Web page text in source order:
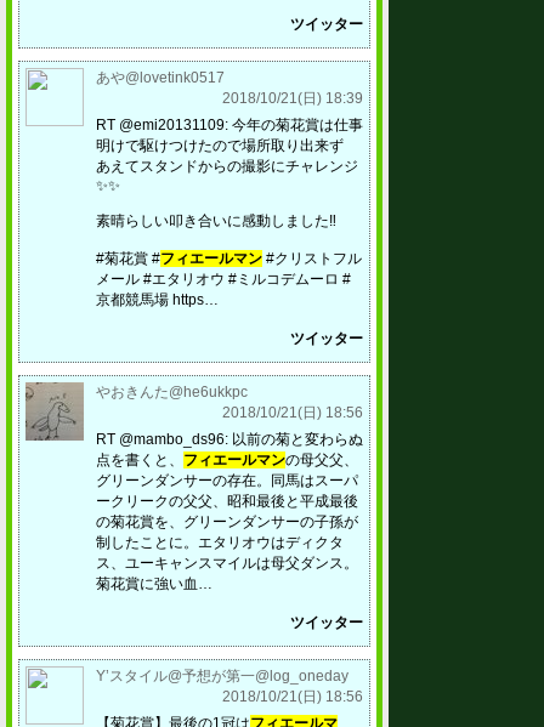
ツイッター
あや@lovetink0517
2018/10/21(日) 18:39
RT @emi20131109: 今年の菊花賞は仕事
明けで駆けつけたので場所取り出来ず
あえてスタンドからの撮影にチャレンジ
✨✨
素晴らしい叩き合いに感動しました‼️
#菊花賞 #フィエールマン #クリストフル
メール #エタリオウ #ミルコデムーロ #
京都競馬場 https…
ツイッター
やおきんた@he6ukkpc
2018/10/21(日) 18:56
RT @mambo_ds96: 以前の菊と変わらぬ
点を書くと、 フィエールマンの母父父、
グリーンダンサーの存在。同馬はスーパ
ークリークの父父、昭和最後と平成最後
の菊花賞を、グリーンダンサーの子孫が
制したことに。エタリオウはディクタ
ス、ユーキャンスマイルは母父ダンス。
菊花賞に強い血…
ツイッター
Y’スタイル@予想が第一@log_oneday
2018/10/21(日) 18:56